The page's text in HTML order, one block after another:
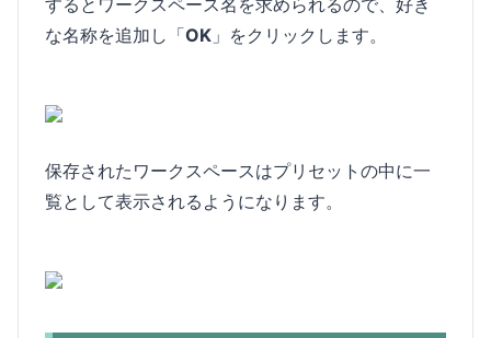
するとワークスペース名を求められるので、好き
な名称を追加し「OK 」をクリックします。
保存されたワークスペースはプリセットの中に一
覧として表示されるようになります。